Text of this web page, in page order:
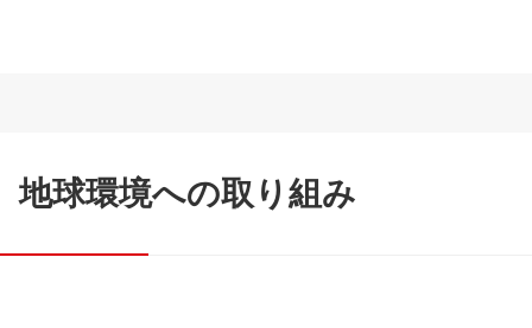
地球環境への取り組み